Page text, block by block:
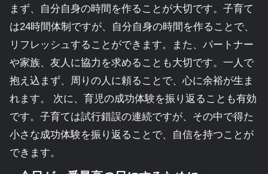
まず、自分自身の時間を作ることが大切です。子育て
は24時間体制ですが、自分自身の時間を作ることで、
リフレッシュすることができます。また、パートナー
や家族、友人に協力を求めることも大切です。一人で
抱え込まず、周りの人に頼ることで、心に余裕が生ま
れます。 次に、育児の成功体験を振り返ることも有効
です。子育ては試行錯誤の連続ですが、その中で得た
小さな成功体験を振り返ることで、自信を持つことが
できます。